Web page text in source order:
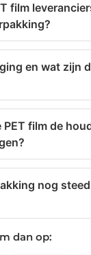
film
en wat zijn
PET film de
nog
dan op: